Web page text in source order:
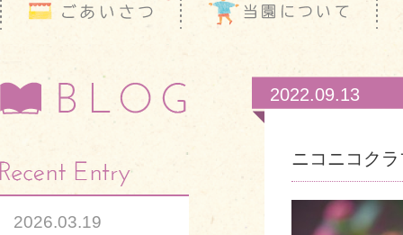
2026.03.19
2022.09.13
ニコニコク